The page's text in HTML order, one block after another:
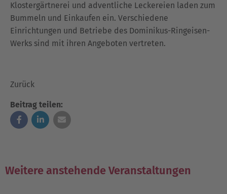
Klostergärtnerei und adventliche Leckereien laden zum
Bummeln und Einkaufen ein. Verschiedene
Einrichtungen und Betriebe des Dominikus-Ringeisen-
Werks sind mit ihren Angeboten vertreten.
Zurück
Beitrag teilen:
Weitere anstehende Veranstaltungen